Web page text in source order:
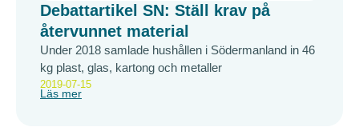
Debattartikel SN: Ställ krav på
återvunnet material
Under 2018 samlade hushållen i Södermanland in 46
kg plast, glas, kartong och metaller
2019-07-15
Läs mer